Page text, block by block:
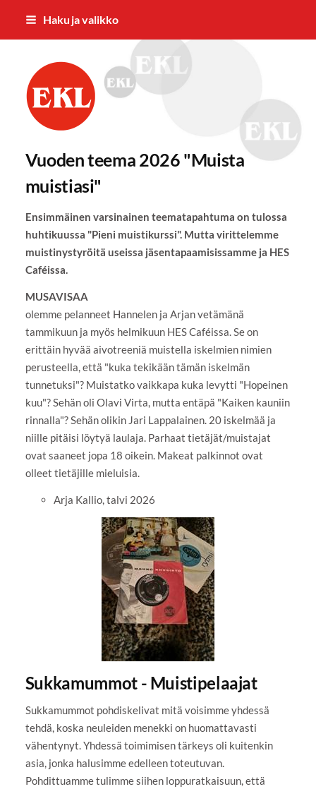
Siirry
Haku ja valikko
Hervannan Eläkkeensaajat ry
Vuoden teema 2026 "Muista
muistiasi"
Ensimmäinen varsinainen teematapahtuma on tulossa
huhtikuussa "Pieni muistikurssi". Mutta virittelemme
muistinystyröitä useissa jäsentapaamisissamme ja HES
Caféissa.
MUSAVISAA
olemme pelanneet Hannelen ja Arjan vetämänä
tammikuun ja myös helmikuun HES Caféissa. Se on
erittäin hyvää aivotreeniä muistella iskelmien nimien
perusteella, että "kuka tekikään tämän iskelmän
tunnetuksi"? Muistatko vaikkapa kuka levytti "Hopeinen
kuu"? Sehän oli Olavi Virta, mutta entäpä "Kaiken kauniin
rinnalla"? Sehän olikin Jari Lappalainen. 20 iskelmää ja
niille pitäisi löytyä laulaja. Parhaat tietäjät/muistajat
ovat saaneet jopa 18 oikein. Makeat palkinnot ovat
olleet tietäjille mieluisia.
Arja Kallio, talvi 2026
Sukkamummot - Muistipelaajat
Sukkamummot pohdiskelivat mitä voisimme yhdessä
tehdä, koska neuleiden menekki on huomattavasti
vähentynyt. Yhdessä toimimisen tärkeys oli kuitenkin
asia, jonka halusimme edelleen toteutuvan.
Pohdittuamme tulimme siihen loppuratkaisuun, että